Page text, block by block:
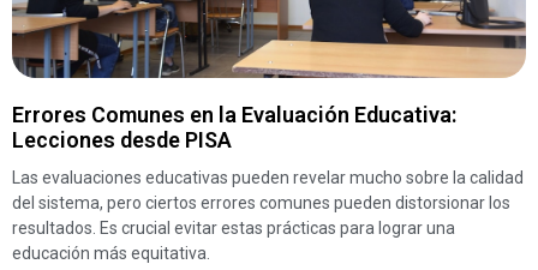
Errores Comunes en la Evaluación Educativa:
Lecciones desde PISA
Las evaluaciones educativas pueden revelar mucho sobre la calidad
del sistema, pero ciertos errores comunes pueden distorsionar los
resultados. Es crucial evitar estas prácticas para lograr una
educación más equitativa.